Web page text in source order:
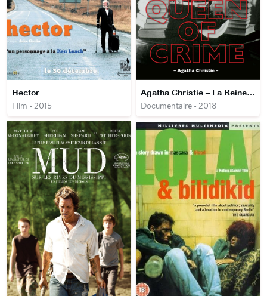
Hector
Film • 2015
Agatha Christie – La Reine du Crime
Documentaire • 2018